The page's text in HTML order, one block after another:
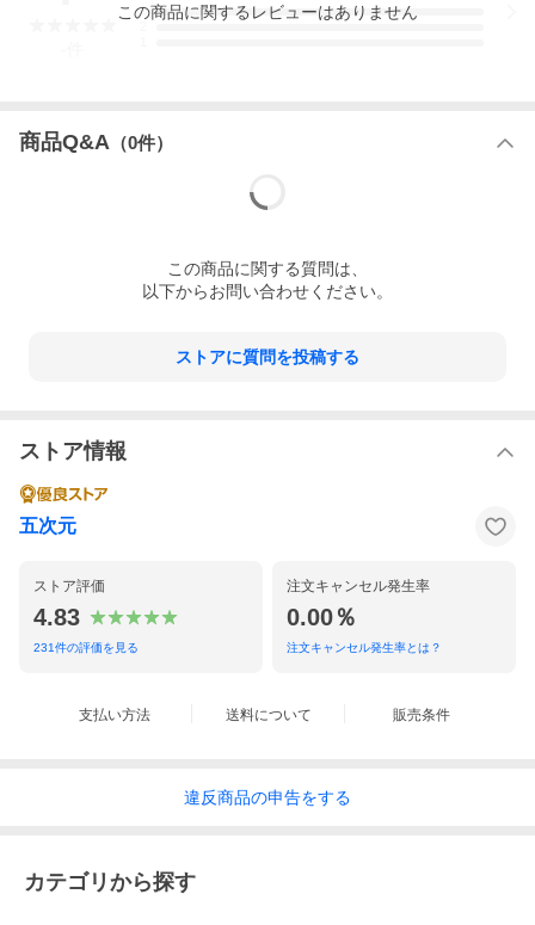
3
この商品に関するレビューはありません
商品Q&A （0件）
この商品に関する質問は、
以下からお問い合わせください。
ストアに質問を投稿する
ストア情報
五次元
ストア評価
4.83
231件の評価を見る
注文キャンセル発生率
0.00％
注文キャンセル発生率とは？
支払い方法 送料について 販売条件
違反商品の申告をする
カテゴリから探す